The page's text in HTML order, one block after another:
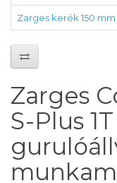
Zarges kerék 150 mm
Zarges
S-Plus